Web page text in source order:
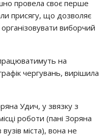
провела своє перше
присягу, що дозволяє
виборчий
на
чергувань, вирішила
Удич, у звязку з
роботи (пані Зоряна
міста), вона не